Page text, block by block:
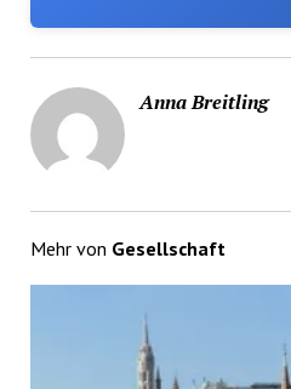
Anna Breitling
Mehr von Gesellschaft